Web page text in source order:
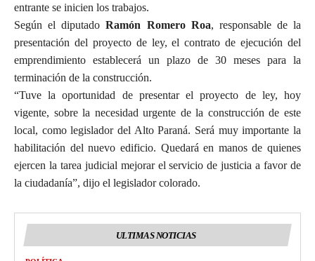
entrante se inicien los trabajos.
Según el diputadoRamón Romero Roa, responsable de la
presentación del proyecto de ley, el contrato de ejecución del
emprendimiento establecerá un plazo de 30 meses para la
terminación de la construcción.
“Tuve la oportunidad de presentar el proyecto de ley, hoy
vigente, sobre la necesidad urgente de la construcción de este
local, como legislador del Alto Paraná. Será muy importante la
habilitación del nuevo edificio. Quedará en manos de quienes
ejercen la tarea judicial mejorar el servicio de justicia a favor de
la ciudadanía”, dijo el legislador colorado.
ULTIMAS NOTICIAS